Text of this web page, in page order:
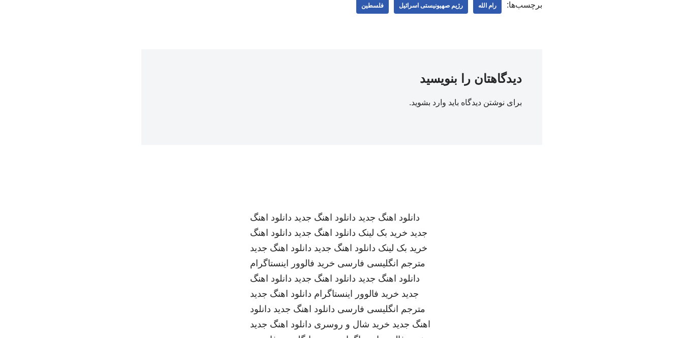
برچسب‌ها: رام الله رژیم صهیونیستی اسرائیل فلسطین
دیدگاهتان را بنویسید
برای نوشتن دیدگاه باید وارد بشوید.
دانلود اهنگ جدید دانلود اهنگ جدید دانلود اهنگ
جدید خرید بک لینک دانلود اهنگ جدید دانلود اهنگ
خرید بک لینک دانلود اهنگ جدید دانلود اهنگ جدید
مترجم انگلیسی فارسی خرید فالوور اینستاگرام
دانلود اهنگ جدید دانلود اهنگ جدید دانلود اهنگ
جدید خرید فالوور اینستاگرام دانلود اهنگ جدید
مترجم انگلیسی فارسی دانلود اهنگ جدید دانلود
اهنگ جدید خرید شال و روسری دانلود اهنگ جدید